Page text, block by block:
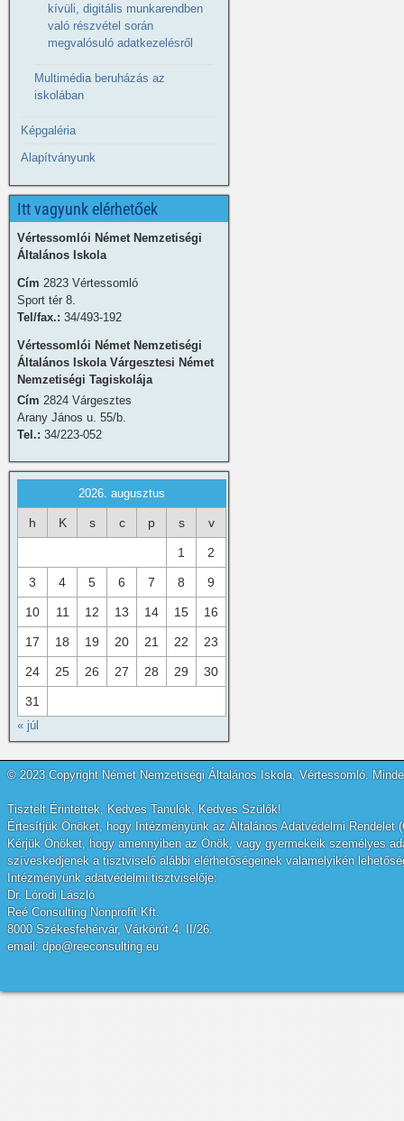
kívüli, digitális munkarendben
való részvétel során
megvalósuló adatkezelésről
Multimédia beruházás az
iskolában
Képgaléria
Alapítványunk
Itt vagyunk elérhetőek
Vértessomlói Német Nemzetiségi
Általános Iskola
Cím 2823 Vértessomló
Sport tér 8.
Tel/fax.: 34/493-192
Vértessomlói Német Nemzetiségi
Általános Iskola Várgesztesi Német
Nemzetiségi Tagiskolája
Cím 2824 Várgesztes
Arany János u. 55/b.
Tel.: 34/223-052
2026. augusztus
h K s c p s v
1 2
3 4 5 6 7 8 9
10 11 12 13 14 15 16
17 18 19 20 21 22 23
24 25 26 27 28 29 30
31
« júl
© 2023 Copyright Német Nemzetiségi Általános Iskola, Vértessomló.
Tisztelt Érintettek, Kedves Tanulók, Kedves Szülők!
Értesítjük Önöket, hogy Intézményünk az Általános Adatvédelmi
Kérjük Önöket, hogy amennyiben az Önök, vagy gyermekeik személyes
szíveskedjenek a tisztviselő alábbi elérhetőségeinek valamelyikén
Intézményünk adatvédelmi tisztviselője:
Dr. Lórodi László
Reé Consulting Nonprofit Kft.
8000 Székesfehérvár, Várkörút 4. II/26.
email: dpo@reeconsulting.eu